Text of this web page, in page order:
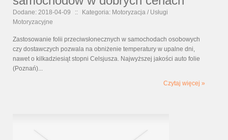
Dodane: 2018-04-09 ::
Kategoria: Motoryzacja / Usługi
Motoryzacyjne
Zastosowanie folii przeciwsłonecznych w samochodach osobowych
czy dostawczych pozwala na obniżenie temperatury w upalne dni,
nawet o kilkadziesiąt stopni Celsjusza. Najwyższej jakości auto folie
(Poznań)...
Czytaj więcej »